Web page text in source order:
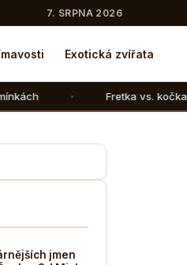
7. SRPNA 2026
Exotická zvířata
Fretka vs. kočka: V čem se
jmen